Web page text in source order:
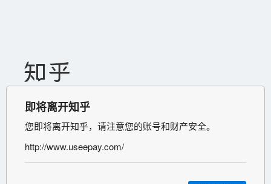
即将离开知乎
您即将离开知乎，请注意您的账号和财产安全。
http://www.useepay.com/